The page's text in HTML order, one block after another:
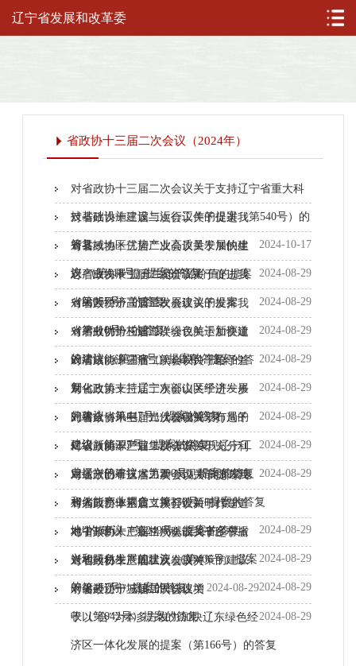
辽宁省发展和改革委
省政协十三届二次会议（2024年）
对省政协十三届二次会议关于支持辽宁省重大科
技基础设施建设与运行工作的提案（第540号）的
答复 2024-10-17
对省政协十三届二次会议关于促进我
省县域地区优势产业高质量发展的建
议 （第118号）提案的答复 2024-08-29
对省政协十三届二次会议关于加快生
态产业发展 提升生态产品价值的提案
（第057号）的答复 2024-08-29
对省政协十三届二次会议关于促进我
省民营经济高质量发展建议的提案
（第410号）的答复 2024-08-29
对省政协十三届二次会议关于发挥我
省产业优势构建海洋绿色航运新赛道
的建议 （第289号）提案的答复 2024-08-29
对省政协十三届二次会议关于加快建
设清洁能源强省（第143号）提案的答
复 2024-08-29
对省政协十三届二次会议关于给予差
别化政策支持辽宁东部山区经济发展
的建议（第447号）提案的答复 2024-08-29
对省政协十三届二次会议关于进一步
完善全省风电、光伏发电规划布局的
建议（第225号）提案的答复 2024-08-29
对省政协十三届二次会议关于打造千
亿级新能源产业集群 加快实现辽宁工
业振兴的建议（第200号）提案的答复 2024-08-29
对省政协十三届二次会议关于充分利
用辽宁已有技术力量 实现新能源发电
和储能产业耦合（第330号）提案的答复
2024-08-29
对省政协十三届二次会议关于提高我
省人口整体素质支撑打造新时代“六
地”的 建议（第249号）提案的答复
2024-08-29
对省政协十三届二次会议关于打造道
地中草药大产业格局赋能我省乡村振
兴和绿色发展的建议 （第406号）提案
的... 2024-08-29
对省政协十三届二次会议关于辽宁省
道地药材生产现状及发展对策的建议
（第457号）提案的答复 2024-08-29
对省政协十三届二次会议关
于促进辽宁城镇居民快速增
收（第042号）提案的答复 2024-08-29
对省政协十三届二次会议关
于以“合”为本多方发力加快辽东绿色经
济区一体化发展的提案（第166号）的答复